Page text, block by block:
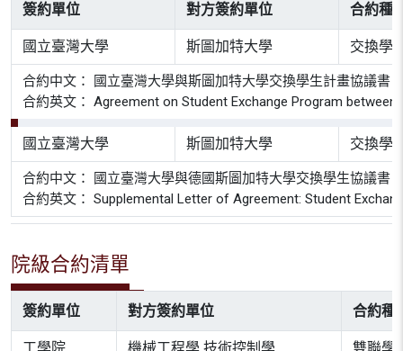
簽約單位 對方簽約單位 合約種
國立臺灣大學 斯圖加特大學 交換學
合約中文： 國立臺灣大學與斯圖加特大學交換學生計畫協議書
合約英文： Agreement on Student Exchange Program
國立臺灣大學 斯圖加特大學 交換學
合約中文： 國立臺灣大學與德國斯圖加特大學交換學生協議書
合約英文： Supplemental Letter of Agreement: Student
院級合約清單
簽約單位 對方簽約單位 合約種